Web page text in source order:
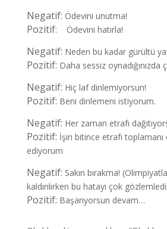
Negatif: Ödevini unutma!
Pozitif: Ödevini hatırla!
Negatif: Neden bu kadar gürültü
Pozitif: Daha sessiz
Negatif: Hiç laf dinlemiyorsun!
Pozitif: Beni dinlemeni istiyorum.
Negatif: Her zaman etrafı
Pozitif: İşin bitince etrafı
ediyorum
Negatif: Sakın bırakma!
kaldırılırken bu hatayı çok
Pozitif: Başarıyorsun devam…